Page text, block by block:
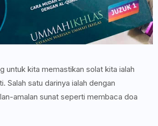
untuk kita memastikan solat kita ialah
Salah satu darinya ialah dengan
amalan sunat seperti membaca doa